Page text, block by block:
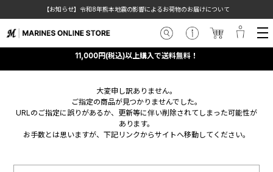
【お知らせ】令和8年熊本地震の影響によるお荷物のお届けについて
11,000円(税込)以上購入で送料無料！
大変申し訳ありません。
ご指定の商品が見つかりませんでした。
URLのご指定に誤りがあるか、更新等に伴い削除されてしまった可能性が
あります。
お手数とは思いますが、下記リンクからサイトへ移動してください。